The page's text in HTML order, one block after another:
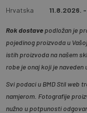
Hrvatska 11.8.2026.
Rok dostave podložan je
pojedinog proizvoda u
istih proizvoda na našem
robe je onaj koji je naveden
Svi podaci u BMD Stil web
namjerom. Fotografije
nužno u potpunosti